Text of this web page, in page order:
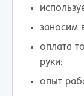
заносим
оплата
руки;
опыт